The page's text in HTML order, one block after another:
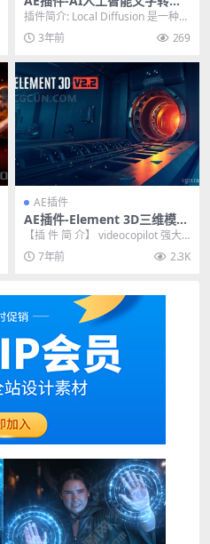
频图片插件 Diffusion V1.1.0
GPU+CPU Win
插件简介: Local Diffusion 是一种基
于Stable Diffus...
3年前 269
AE插件
AE插件-Element 3D三维模型
插件 v2.2.2.2155 中文汉化版
【插 件 简 介】 videocopilot 强大
的AE三维模型插件 E3D V...
7年前 2.3K